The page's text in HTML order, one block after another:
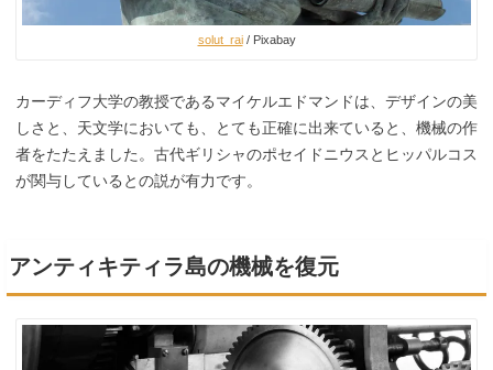
solut_rai/ Pixabay
カーディフ大学の教授であるマイケルエドマンドは、デザインの美
しさと、天文学においても、とても正確に出来ていると、機械の作
者をたたえました。古代ギリシャのポセイドニウスとヒッパルコス
が関与しているとの説が有力です。
アンティキティラ島の機械を復元